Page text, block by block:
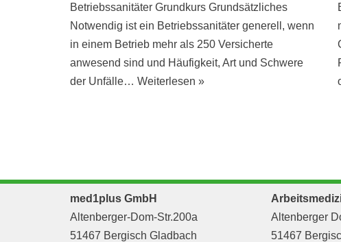
Betriebssanitäter Grundkurs Grundsätzliches
Notwendig ist ein Betriebssanitäter generell, wenn
in einem Betrieb mehr als 250 Versicherte
anwesend sind und Häufigkeit, Art und Schwere
der Unfälle… Weiterlesen »
med1plus GmbH
Altenberger-Dom-Str.200a
51467 Bergisch Gladbach
Altenberger
51467